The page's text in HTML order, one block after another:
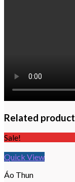
Related
Sale!
Quick View
Áo Thun